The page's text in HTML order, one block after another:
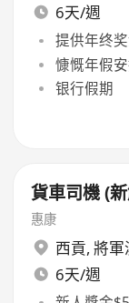
6天/週
提供年终
慷慨年假
银行假期
貨車司機 (
惠康
西貢, 將軍
6天/週